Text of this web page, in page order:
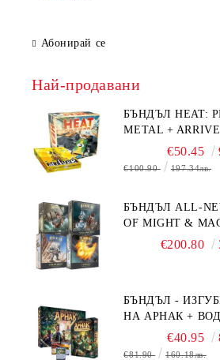
Абонирай се
Най-продавани
БЪНДЪЛ HEAT:
METAL +
€50.45
€100.90 197.34лв.
БЪНДЪЛ ALL-
OF MIGHT &
BOARD GAME
€200.80
БЪНДЪЛ -
НА АРНАК + ВОДАЧИ НА
ЕКСПЕДИЦИИ +
БЕЗПЛАТНО
€40.95
€81.90 160.18лв.